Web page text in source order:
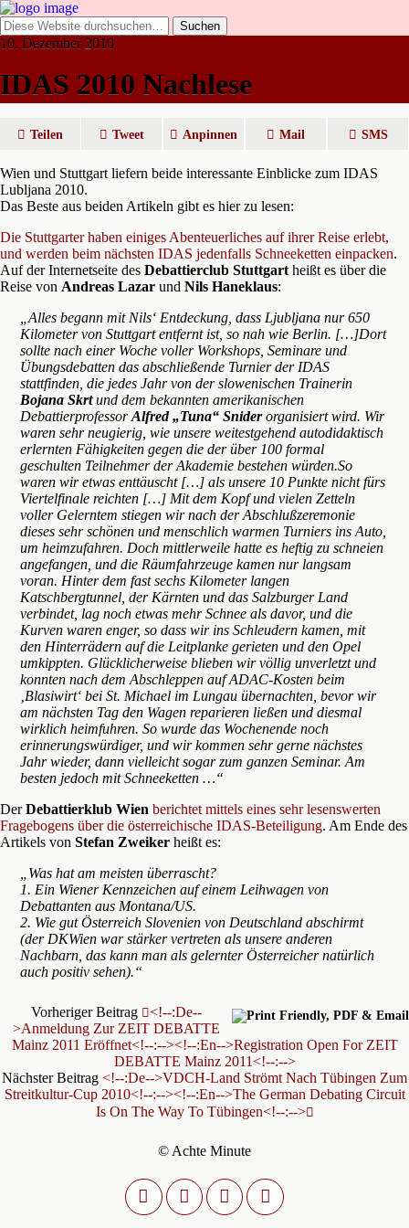
10. Dezember 2010
IDAS 2010 Nachlese
Teilen Tweet Anpinnen Mail SMS
Wien und Stuttgart liefern beide interessante Einblicke zum IDAS
Lubljana 2010.
Das Beste aus beiden Artikeln gibt es hier zu lesen:
Die Stuttgarter haben einiges Abenteuerliches auf ihrer Reise erlebt,
und werden beim nächsten IDAS jedenfalls Schneeketten einpacken.
Auf der Internetseite des Debattierclub Stuttgart heißt es über die
Reise von Andreas Lazar und Nils Haneklaus:
„Alles begann mit Nils‘ Entdeckung, dass Ljubljana nur 650
Kilometer von Stuttgart entfernt ist, so nah wie Berlin. […]Dort
sollte nach einer Woche voller Workshops, Seminare und
Übungsdebatten das abschließende Turnier der IDAS
stattfinden, die jedes Jahr von der slowenischen Trainerin
Bojana Skrtund dem bekannten amerikanischen
DebattierprofessorAlfred „Tuna“ Sniderorganisiert wird. Wir
waren sehr neugierig, wie unsere weitestgehend autodidaktisch
erlernten Fähigkeiten gegen die der über 100 formal
geschulten Teilnehmer der Akademie bestehen würden.So
waren wir etwas enttäuscht […] als unsere 10 Punkte nicht fürs
Viertelfinale reichten […] Mit dem Kopf und vielen Zetteln
voller Gelerntem stiegen wir nach der Abschlußzeremonie
dieses sehr schönen und menschlich warmen Turniers ins Auto,
um heimzufahren. Doch mittlerweile hatte es heftig zu schneien
angefangen, und die Räumfahrzeuge kamen nur langsam
voran. Hinter dem fast sechs Kilometer langen
Katschbergtunnel, der Kärnten und das Salzburger Land
verbindet, lag noch etwas mehr Schnee als davor, und die
Kurven waren enger, so dass wir ins Schleudern kamen, mit
den Hinterrädern auf die Leitplanke gerieten und den Opel
umkippten. Glücklicherweise blieben wir völlig unverletzt und
konnten nach dem Abschleppen auf ADAC-Kosten beim
‚Blasiwirt‘ bei St. Michael im Lungau übernachten, bevor wir
am nächsten Tag den Wagen reparieren ließen und diesmal
wirklich heimfuhren. So wurde das Wochenende noch
erinnerungswürdiger, und wir kommen sehr gerne nächstes
Jahr wieder, dann vielleicht sogar zum ganzen Seminar. Am
besten jedoch mit Schneeketten …“
DerDebattierklub Wien berichtet mittels eines sehr lesenswerten
Fragebogens über die österreichische IDAS-Beteiligung. Am Ende des
Artikels von Stefan Zweiker heißt es:
„Was hat am meisten überrascht?
1. Ein Wiener Kennzeichen auf einem Leihwagen von
Debattanten aus Montana/US.
2. Wie gut Österreich Slovenien von Deutschland abschirmt
(der DKWien war stärker vertreten als unsere anderen
Nachbarn, das kann man als gelernter Österreicher natürlich
auch positiv sehen).“
Vorheriger Beitrag
<!--:de--
>Anmeldung Zur ZEIT DEBATTE
Mainz 2011 Eröffnet<!--:--><!--:en-->Registration Open For ZEIT
DEBATTE Mainz 2011<!--:-->
Nächster Beitrag <!--:de-->VDCH-Land Strömt Nach Tübingen Zum
Streitkultur-Cup 2010<!--:--><!--:en-->The German Debating Circuit
Is On The Way To Tübingen<!--:-->
© Achte Minute